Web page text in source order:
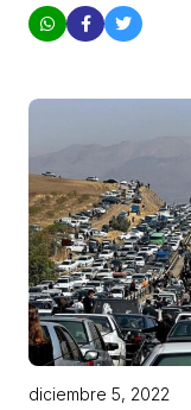
diciembre 5, 2022